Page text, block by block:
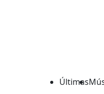
Últimas